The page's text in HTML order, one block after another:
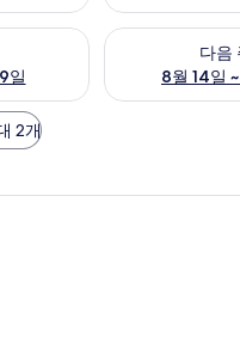
일
부 확인, 8월 7일 ~ 8월 9일
다음
8월 14일
다음 주말 예약
2개
고급 침구, 셀렉트